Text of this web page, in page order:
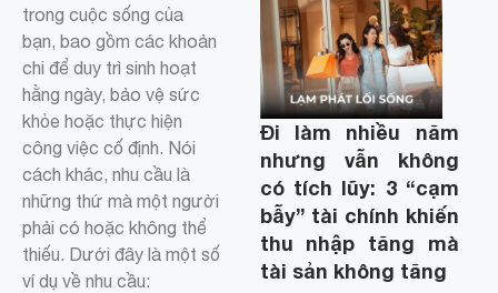
trong cuộc sống của
bạn, bao gồm các khoản
chi để duy trì sinh hoạt
hằng ngày, bảo vệ sức
khỏe hoặc thực hiện
công việc cố định. Nói
cách khác, nhu cầu là
những thứ mà một người
phải có hoặc không thể
thiếu. Dưới đây là một số
ví dụ về nhu cầu:
Đi làm nhiều năm
nhưng vẫn không
có tích lũy: 3 “cạm
bẫy” tài chính khiến
thu nhập tăng mà
tài sản không tăng